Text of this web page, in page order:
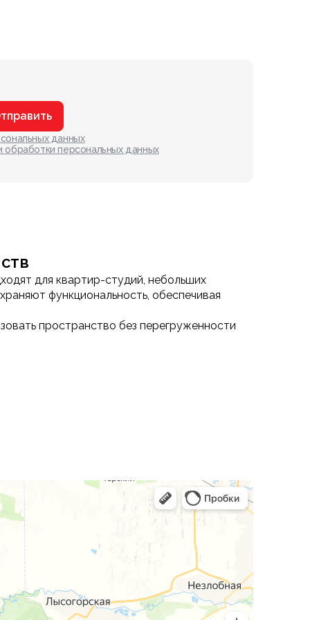
данных
обработки персональных данных
для квартир-студий, небольших
функциональность, обеспечивая
пространство без перегруженности
для отдыха даже в комнате со сложной
и современных интерьеров.